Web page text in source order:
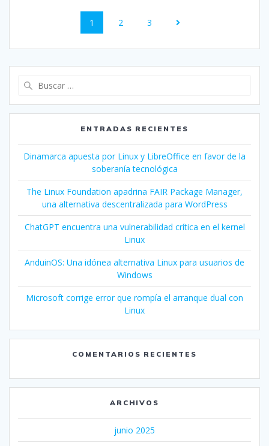
1 2 3
ENTRADAS RECIENTES
Dinamarca apuesta por Linux y LibreOffice en favor de la
soberanía tecnológica
The Linux Foundation apadrina FAIR Package Manager,
una alternativa descentralizada para WordPress
ChatGPT encuentra una vulnerabilidad crítica en el kernel
Linux
AnduinOS: Una idónea alternativa Linux para usuarios de
Windows
Microsoft corrige error que rompía el arranque dual con
Linux
COMENTARIOS RECIENTES
ARCHIVOS
junio 2025